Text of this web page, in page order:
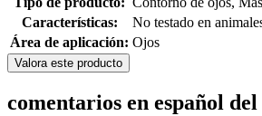
Características:
No testado en
Área de aplicación: Ojos
Valora este producto
comentarios en español